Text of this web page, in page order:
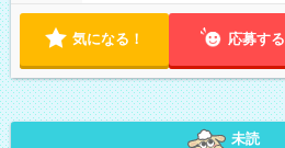
気になる！ 応募する
未読